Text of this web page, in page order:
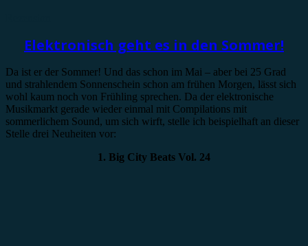
Elektronisch geht es in den Sommer!
Da ist er der Sommer! Und das schon im Mai – aber bei 25 Grad
und strahlendem Sonnenschein schon am frühen Morgen, lässt sich
wohl kaum noch von Frühling sprechen. Da der elektronische
Musikmarkt gerade wieder einmal mit Compilations mit
sommerlichem Sound, um sich wirft, stelle ich beispielhaft an dieser
Stelle drei Neuheiten vor:
1. Big City Beats Vol. 24